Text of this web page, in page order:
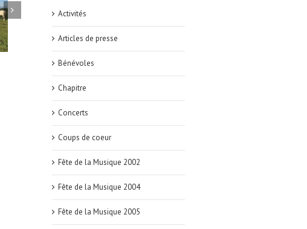
Activités
Articles de presse
Bénévoles
Chapitre
Concerts
Coups de coeur
Fête de la Musique 2002
Fête de la Musique 2004
Fête de la Musique 2005